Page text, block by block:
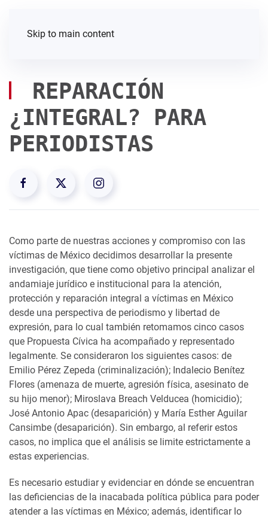
Skip to main content
REPARACIÓN
¿INTEGRAL? PARA
PERIODISTAS
Como parte de nuestras acciones y compromiso con las
víctimas de México decidimos desarrollar la presente
investigación, que tiene como objetivo principal analizar el
andamiaje jurídico e institucional para la atención,
protección y reparación integral a víctimas en México
desde una perspectiva de periodismo y libertad de
expresión, para lo cual también retomamos cinco casos
que Propuesta Cívica ha acompañado y representado
legalmente. Se consideraron los siguientes casos: de
Emilio Pérez Zepeda (criminalización); Indalecio Benítez
Flores (amenaza de muerte, agresión física, asesinato de
su hijo menor); Miroslava Breach Velducea (homicidio);
José Antonio Apac (desaparición) y María Esther Aguilar
Cansimbe (desaparición). Sin embargo, al referir estos
casos, no implica que el análisis se limite estrictamente a
estas experiencias.
Es necesario estudiar y evidenciar en dónde se encuentran
las deficiencias de la inacabada política pública para poder
atender a las víctimas en México; además, identificar lo